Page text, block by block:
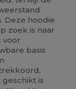
Deze hoodie
zoek is naar
voor
basis
is